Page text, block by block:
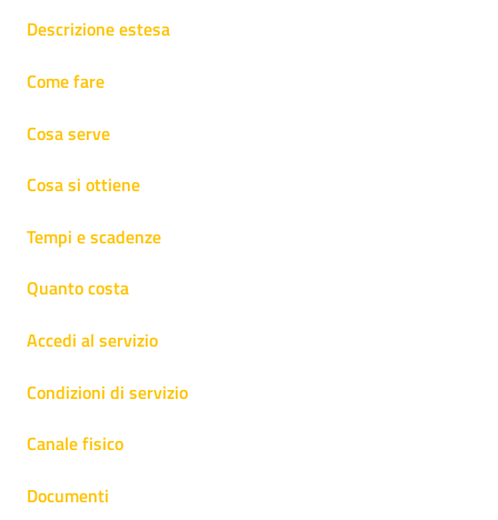
Descrizione estesa
Come fare
Cosa serve
Cosa si ottiene
Tempi e scadenze
Quanto costa
Accedi al servizio
Condizioni di servizio
Canale fisico
Documenti